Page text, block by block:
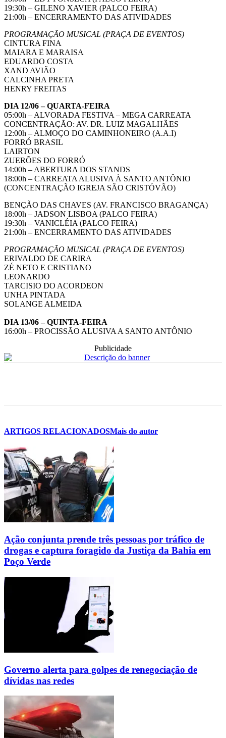
19:30h – GILENO XAVIER (PALCO FEIRA)
21:00h – ENCERRAMENTO DAS ATIVIDADES
PROGRAMAÇÃO MUSICAL (PRAÇA DE EVENTOS)
CINTURA FINA
MAIARA E MARAISA
EDUARDO COSTA
XAND AVIÃO
CALCINHA PRETA
HENRY FREITAS
DIA 12/06 – QUARTA-FEIRA
05:00h – ALVORADA FESTIVA – MEGA CARREATA
CONCENTRAÇÃO: AV. DR. LUIZ MAGALHÃES
12:00h – ALMOÇO DO CAMINHONEIRO (A.A.I)
FORRÓ BRASIL
LAIRTON
ZUERÕES DO FORRÓ
14:00h – ABERTURA DOS STANDS
18:00h – CARREATA ALUSIVA À SANTO ANTÔNIO
(CONCENTRAÇÃO IGREJA SÃO CRISTÓVÃO)
BENÇÃO DAS CHAVES (AV. FRANCISCO BRAGANÇA)
18:00h – JADSON LISBOA (PALCO FEIRA)
19:30h – VANICLÉIA (PALCO FEIRA)
21:00h – ENCERRAMENTO DAS ATIVIDADES
PROGRAMAÇÃO MUSICAL (PRAÇA DE EVENTOS)
ERIVALDO DE CARIRA
ZÉ NETO E CRISTIANO
LEONARDO
TARCISIO DO ACORDEON
UNHA PINTADA
SOLANGE ALMEIDA
DIA 13/06 – QUINTA-FEIRA
16:00h – PROCISSÃO ALUSIVA A SANTO ANTÔNIO
Publicidade
ARTIGOS RELACIONADOSMais do autor
Ação conjunta prende três pessoas por tráfico de
drogas e captura foragido da Justiça da Bahia em
Poço Verde
Governo alerta para golpes de renegociação de
dívidas nas redes